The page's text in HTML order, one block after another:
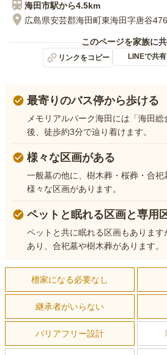
海田市駅から4.5km
広島県安芸郡海田町東海田字唐谷
このページを家族に
リンクをコピー LINEで共有
最寄りのバス停から歩ける
メモリアルパーク海田には「海田
後、徒歩約3分で辿り着けます。
様々な区画がある
一般墓の他に、樹木葬・桜葬・合
様々な区画があります。
ペットと眠れる区画と専用
ペットと共に眠れる区画もあります
あり、合祀墓や樹木葬があります。
檀家になる必要なし
継承者がいらない
バリアフリー設計